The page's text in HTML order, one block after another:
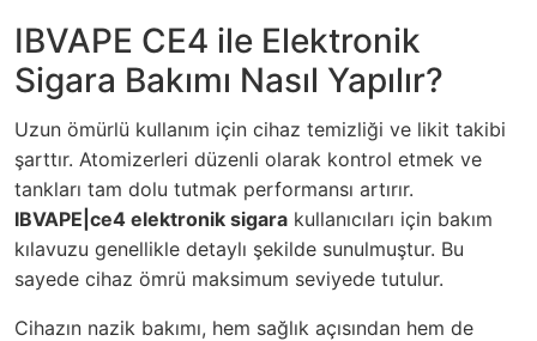
IBVAPE CE4 ile Elektronik
Sigara Bakımı Nasıl Yapılır?
Uzun ömürlü kullanım için cihaz temizliği ve likit takibi
şarttır. Atomizerleri düzenli olarak kontrol etmek ve
tankları tam dolu tutmak performansı artırır.
IBVAPE|ce4 elektronik sigara kullanıcıları için bakım
kılavuzu genellikle detaylı şekilde sunulmuştur. Bu
sayede cihaz ömrü maksimum seviyede tutulur.
Cihazın nazik bakımı, hem sağlık açısından hem de